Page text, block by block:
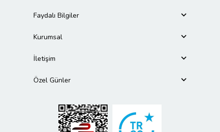
Faydalı Bilgiler
Kurumsal
İletişim
Özel Günler